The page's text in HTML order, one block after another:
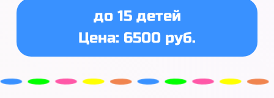
до 15 детей
Цена: 6500 руб.